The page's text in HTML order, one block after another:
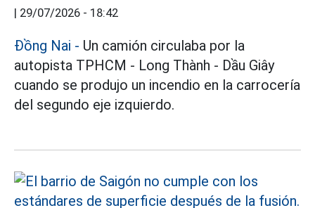
| 29/07/2026 - 18:42
Đồng Nai - Un camión circulaba por la
autopista TPHCM - Long Thành - Dầu Giây
cuando se produjo un incendio en la carrocería
del segundo eje izquierdo.